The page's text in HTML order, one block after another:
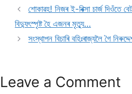
শোকাৱহ! নিজৰ ই-ৰিক্সা চাৰ্জ দিওঁতে
বিদ্যুৎস্পৃষ্ট হৈ এজনৰ মৃত্যু…
সংস্থাপন বিচাৰি বহিঃৰাজ্যলৈ গৈ
Leave a Comment